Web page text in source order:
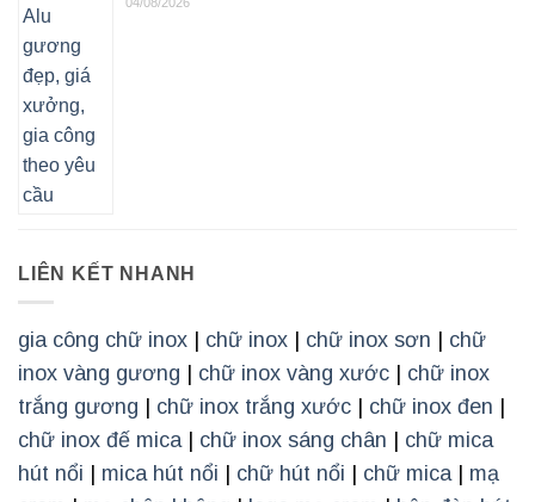
LIÊN KẾT NHANH
gia công chữ inox chữ inox chữ inox sơn
chữ
inox vàng gương
chữ inox vàng xước
chữ inox
trắng gương
chữ inox trắng xước chữ inox đen
chữ inox đế mica| chữ inox sáng chân
chữ mica
hút nổi
mica hút nổi chữ hút nổi chữ mica| mạ